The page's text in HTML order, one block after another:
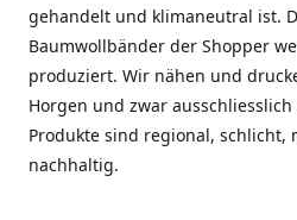
gehandelt und klimaneutral ist.
Baumwollbänder der Shopper
produziert. Wir nähen und
Horgen und zwar
Produkte sind regional, schlicht,
nachhaltig.